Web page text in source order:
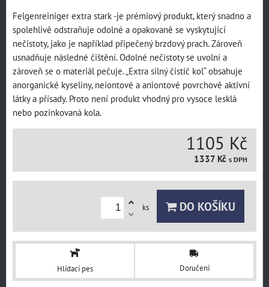
Felgenreiniger extra stark -je prémiový produkt, který snadno a
spolehlivě odstraňuje odolné a opakovaně se vyskytující
nečistoty, jako je například připečený brzdový prach. Zároveň
usnadňuje následné čištění. Odolné nečistoty se uvolní a
zároveň se o materiál pečuje. „Extra silný čistič kol“ obsahuje
anorganické kyseliny, neiontové a aniontové povrchově aktivní
látky a přísady. Proto není produkt vhodný pro vysoce lesklá
nebo pozinkovaná kola.
1105 Kč
1337 Kč s DPH
ks DO KOŠÍKU
Hlídací pes Doručení